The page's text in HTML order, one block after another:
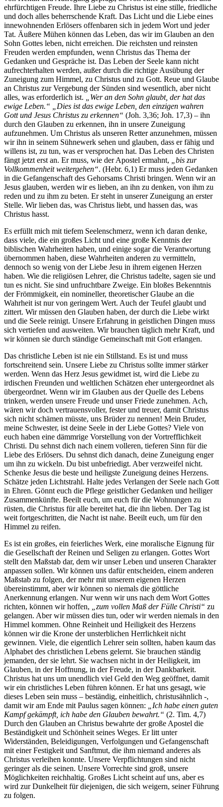
ehrfürchtigen Freude. Ihre Liebe zu Christus ist eine stille, friedliche
und doch alles beherrschende Kraft. Das Licht und die Liebe eines
innewohnenden Erlösers offenbaren sich in jedem Wort und jeder
Tat. Äußere Mühen können das Leben, das wir im Glauben an den
Sohn Gottes leben, nicht erreichen. Die reichsten und reinsten
Freuden werden empfunden, wenn Christus das Thema der
Gedanken und Gespräche ist. Das Leben der Seele kann nicht
aufrechterhalten werden, außer durch die richtige Ausübung der
Zuneigung zum Himmel, zu Christus und zu Gott. Reue und Glaube
an Christus zur Vergebung der Sünden sind wesentlich, aber nicht
alles, was erforderlich ist.
„Wer an den Sohn glaubt, der hat das
ewige Leben.“ „Dies ist das ewige Leben, den einzigen wahren
Gott und Jesus Christus zu erkennen“ (Joh. 3,36; Joh. 17,3) – ihn
durch den Glauben zu erkennen, ihn in unsere Zuneigung
aufzunehmen. Um Christus als unseren Retter anzunehmen, müssen
wir ihn in seinem Sühnewerk sehen und glauben, dass er fähig und
willens ist, zu tun, was er versprochen hat. Das Leben des Christen
fängt jetzt erst an. Er muss, wie der Apostel ermahnt,
„bis zur
Vollkommenheit weitergehen“. (Hebr. 6,1) Er muss jeden Gedanken
in die Gefangenschaft des Gehorsams Christi bringen. Wenn wir an
Jesus glauben, werden wir es lieben, an ihn zu denken, von ihm zu
reden und zu ihm zu beten. Er steht in unserer Zuneigung an erster
Stelle. Wir lieben das, was Christus liebt, und hassen das, was
Christus hasst.
Es erfüllt mich mit tiefem Seelenschmerz, wenn ich daran denke,
dass viele, die ein großes Licht und eine große Kenntnis der
biblischen Wahrheiten haben, und einige sogar die Verantwortung
übernommen haben, diese Wahrheiten anderen zu vermitteln,
dennoch so wenig von der Liebe Jesu in ihrem eigenen Herzen
haben. Wie die religiösen Lehrer, die Christus tadelte, sagen sie und
tun es nicht. Sie sind unfruchtbare Zweige. Ein bloßes Bekenntnis
der Frömmigkeit, ein nomineller, theoretischer Glaube an die
Wahrheit ist nur von geringem Wert. Auch der Teufel glaubt und
zittert. Wir müssen den Glauben haben, der durch die Liebe wirkt
und die Seele reinigt. Unsere Erfahrung in geistlichen Dingen muss
sich vertiefen und ausweiten. Wir brauchen täglich mehr Kraft, und
wir können sie durch ständige Gemeinschaft mit Gott erlangen.
Das christliche Leben ist nie ein Stillstand. Es ist und muss
fortschreitend sein. Unsere Liebe zu Christus sollte immer stärker
werden. Wenn das Herz Jesus gewidmet ist, wird die Liebe zu
irdischen Freunden und weltlichen Schätzen eher untergeordnet als
übergeordnet. Wenn wir im Glauben aus der Quelle des Lebens
trinken, werden unsere Freude und unser Friede zunehmen. Ach,
wären wir doch vertrauensvoller, fester und treuer, damit Christus
sich nicht schämen müsste, uns Brüder zu nennen! Mein Bruder,
meine Schwester, ist deine Seele in der Liebe Gottes? Viele von
euch haben eine dämmrige Vorstellung von der Vortrefflichkeit
Christi. Du sehnst dich nach einem volleren, tieferen Sinn für die
Liebe des Erlösers. Du sehnst dich danach, deine Zuneigung enger
um ihn zu wickeln. Du bist unbefriedigt. Aber verzweifel nicht.
Schenke Jesus die beste und heiligste Zuneigung deines Herzens.
Schätze jeden Lichtstrahl. Halte jedes Verlangen der Seele nach Gott
in Ehren. Gönnt euch die Pflege geistlicher Gedanken und heiliger
Zusammenkünfte. Beeilt euch, um euch für die Wohnungen zu
rüsten, die Christus für alle bereitet hat, die ihn lieben. Der Tag ist
weit fortgeschritten, die Nacht ist nahe. Beeilt euch, um für den
Himmel zu reifen.
Es ist ein großes, ein feierliches Werk, eine moralische Eignung für
die Gesellschaft der Reinen und Seligen zu erlangen. Gottes Wort
stellt den Maßstab dar, dem wir unser Leben und unseren Charakter
anpassen sollen. Wir können uns dafür entscheiden, einem anderen
Maßstab zu folgen, der mehr mit unserem eigenen Herzen
übereinstimmt, aber wir können so niemals die göttliche
Anerkennung erlangen. Nur wenn wir uns nach dem Wort Gottes
richten, können wir hoffen,
„zum vollen Maß der Fülle Christi“ zu
gelangen. Aber wir müssen dies tun, oder wir werden niemals in den
Himmel kommen. Ohne Reinheit und Heiligkeit des Herzens
können wir die Krone der unsterblichen Herrlichkeit nicht
gewinnen. Viele, die eigentlich Lehrer sein sollten, haben kaum das
Alphabet des christlichen Lebens gelernt. Sie brauchen ständig
jemanden, der sie lehrt. Sie wachsen nicht in der Heiligkeit, im
Glauben, in der Hoffnung, in der Freude, in der Dankbarkeit.
Christus hat uns um unendlich viel Geld den Weg geöffnet, damit
wir ein christliches Leben führen können. Er hat uns gesagt, wie
dieses Leben sein muss – beständig, einheitlich, christusähnlich -,
damit wir am Ende mit Paulus sagen können:
„Ich habe einen guten
Kampf gekämpft, ich habe den Glauben bewahrt.“ (2. Tim. 4,7)
Durch den Glauben an Christus bewahrte der große Apostel die
Beständigkeit und Schönheit seines Weges. Er litt unter
Widerständen, Beleidigungen, Verfolgungen und Gefangenschaft
mit einer Festigkeit und Sanftmut, die ihm niemand anderes als
Christus verleihen konnte. Unsere Verpflichtungen sind nicht
geringer als die seinen. Unsere Vorrechte sind groß, unsere
Möglichkeiten reichhaltig. Großes Licht scheint auf uns, aber es
wird zur Dunkelheit für diejenigen, die sich weigern, seiner Führung
zu folgen.